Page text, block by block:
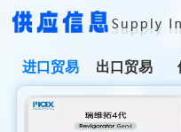
进口贸易 出口贸易